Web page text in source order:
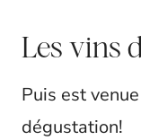
Les vins
Puis est
dégustation!